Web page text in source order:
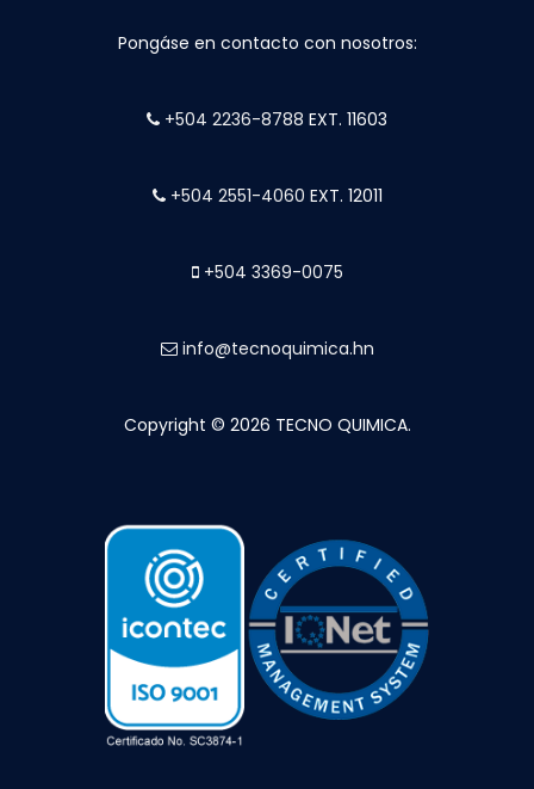
Pongáse en contacto con nosotros:
+504 2236-8788 EXT. 11603
+504 2551-4060 EXT. 12011
+504 3369-0075
info@tecnoquimica.hn
Copyright © 2026 TECNO QUIMICA.